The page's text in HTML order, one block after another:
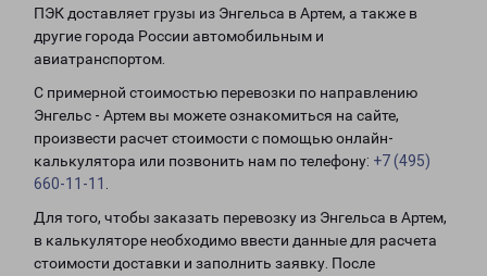
ПЭК доставляет грузы из Энгельса в Артем, а также в
другие города России автомобильным и
авиатранспортом.
С примерной стоимостью перевозки по направлению
Энгельс - Артем вы можете ознакомиться на сайте,
произвести расчет стоимости с помощью онлайн-
калькулятора или позвонить нам по телефону: +7 (495)
660-11-11
Для того, чтобы заказать перевозку из Энгельса в Артем,
в калькуляторе необходимо ввести данные для расчета
стоимости доставки и заполнить заявку. После